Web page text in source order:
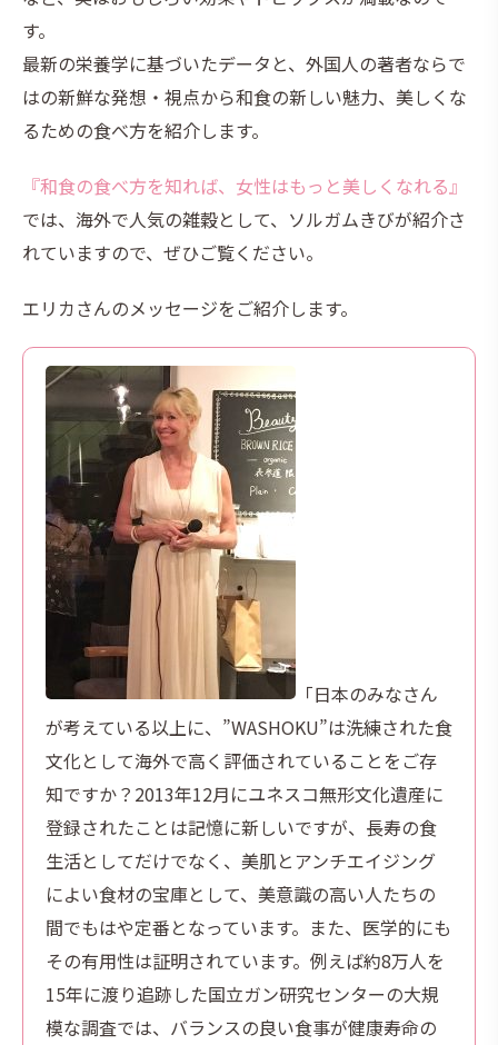
す。
最新の栄養学に基づいたデータと、外国人の著者ならで
はの新鮮な発想・視点から和食の新しい魅力、美しくな
るための食べ方を紹介します。
『和食の食べ方を知れば、女性はもっと美しくなれる』
では、海外で人気の雑穀として、ソルガムきびが紹介さ
れていますので、ぜひご覧ください。
エリカさんのメッセージをご紹介します。
「日本のみなさん
が考えている以上に、”WASHOKU”は洗練された食
文化として海外で高く評価されていることをご存
知ですか？2013年12月にユネスコ無形文化遺産に
登録されたことは記憶に新しいですが、長寿の食
生活としてだけでなく、美肌とアンチエイジング
によい食材の宝庫として、美意識の高い人たちの
間でもはや定番となっています。また、医学的にも
その有用性は証明されています。例えば約8万人を
15年に渡り追跡した国立ガン研究センターの大規
模な調査では、バランスの良い食事が健康寿命の